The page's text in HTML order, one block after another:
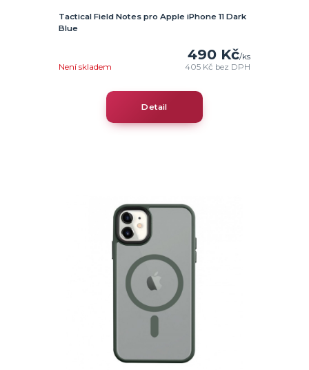
Tactical Field Notes pro Apple iPhone 11 Dark
Blue
490 Kč/ks
405 Kč bez DPH
Není skladem
Detail